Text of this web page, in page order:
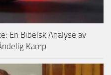
En Bibelsk Analyse av
Kamp